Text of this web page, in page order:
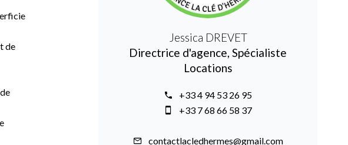
de
Jessica DREVET
Directrice d'agence, Spécialiste
Locations
+33 4 94 53 26 95
+33 7 68 66 58 37
contactlacledhermes@gmail.com